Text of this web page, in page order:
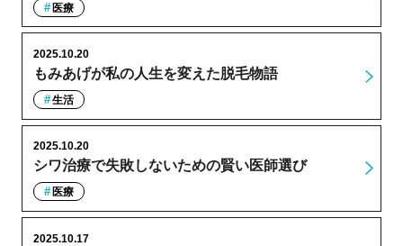
医療
もみあげが私の人生を変えた脱毛物語
2025.10.20
生活
シワ治療で失敗しないための賢い医師選び
2025.10.20
医療
2025.10.17